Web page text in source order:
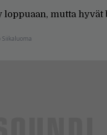
loppuaan, mutta hyvät
Siikaluoma